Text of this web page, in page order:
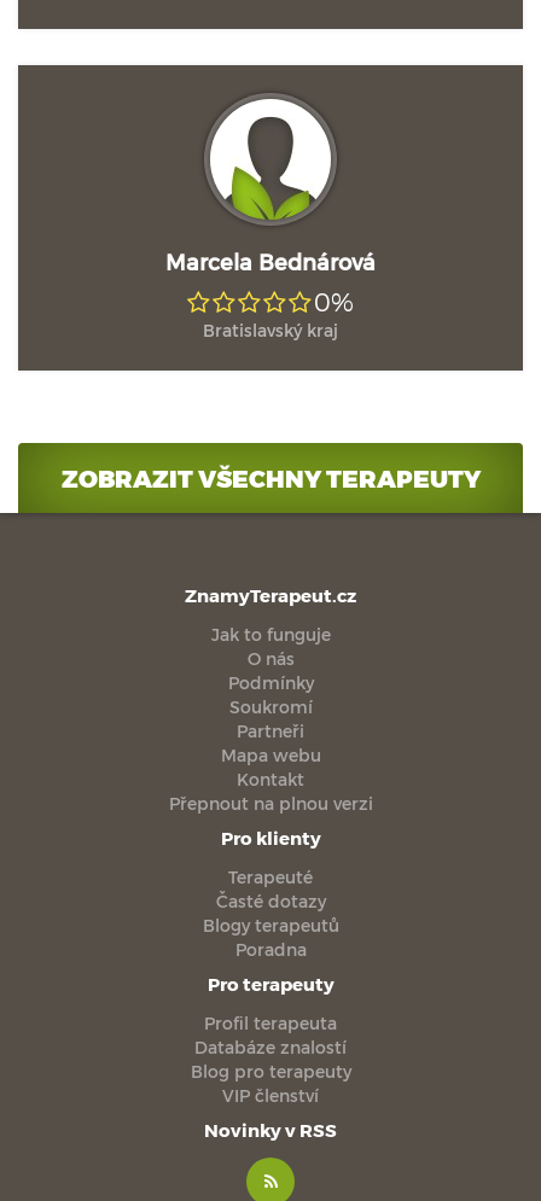
Marcela Bednárová
0%
Bratislavský kraj
ZOBRAZIT VŠECHNY TERAPEUTY
ZnamyTerapeut.cz
Jak to funguje
O nás
Podmínky
Soukromí
Partneři
Mapa webu
Kontakt
Přepnout na plnou verzi
Pro klienty
Terapeuté
Časté dotazy
Blogy terapeutů
Poradna
Pro terapeuty
Profil terapeuta
Databáze znalostí
Blog pro terapeuty
VIP členství
Novinky v RSS